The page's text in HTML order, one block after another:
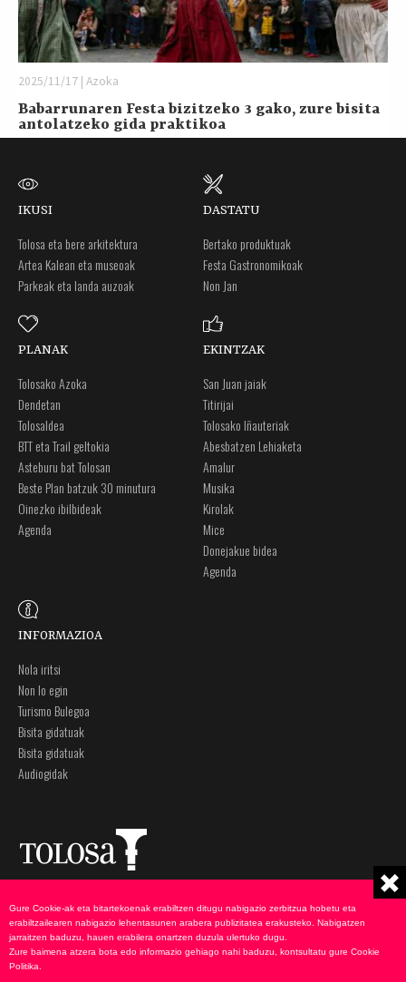
2025/11/17 | Azoka
Babarrunaren Festa bizitzeko 3 gako, zure bisita
antolatzeko gida praktikoa
IKUSI
Tolosa eta bere arkitektura
Artea Kalean eta museoak
Parkeak eta landa auzoak
DASTATU
Bertako produktuak
Festa Gastronomikoak
Non Jan
PLANAK
Tolosako Azoka
Dendetan
Tolosaldea
BTT eta Trail geltokia
Asteburu bat Tolosan
Beste Plan batzuk 30 minutura
Oinezko ibilbideak
Agenda
EKINTZAK
San Juan jaiak
Titirijai
Tolosako Iñauteriak
Abesbatzen Lehiaketa
Amalur
Musika
Kirolak
Mice
Donejakue bidea
Agenda
INFORMAZIOA
Nola iritsi
Non lo egin
Turismo Bulegoa
Bisita gidatuak
Bisita gidatuak
Audiogidak
20400 Tolosa, Gipuzkoa
943 69 75 00
udate@tolosa.eus
Pribatutasun politika
Cookie-en politika
Gure Cookie-ak eta bitartekoenak erabiltzen ditugu nabigazio zerbitzua hobetu eta
erabiltzailearen nabigazio lehentasunen arabera publizitatea erakusteko. Nabigatzen
jarraitzen baduzu, hauen erabilera onartzen duzula ulertuko dugu.
Zure baimena atzera bota edo informazio gehiago nahi baduzu, kontsultatu gure Cookie
Politika.